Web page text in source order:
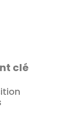
clé